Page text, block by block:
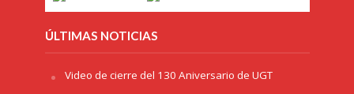
ÚLTIMAS NOTICIAS
Video de cierre del 130 Aniversario de UGT